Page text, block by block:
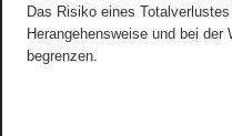
Das Risiko eines
Herangehensweise und bei
begrenzen.